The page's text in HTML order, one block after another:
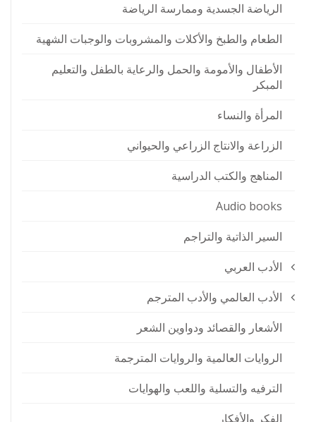
الرياضة الجسدية وممارسة الرياضة
الطعام والطبخ والأكلات والمشروبات والوجبات الشهية
الأطفال والأمومة والحمل والرعاية بالطفل والتعليم
المبكر
المرأة والنساء
الزراعة والانتاج الزراعي والحيواني
المناهج والكتب الدراسية
Audio books
السير الذاتية والتراجم
الأدب العربي
الأدب العالمي والأدب المترجم
الأشعار والقصائد ودواوين الشعر
الروايات العالمية والروايات المترجمة
الترفيه والتسلية واللعب والهوايات
الفكر والأفكار